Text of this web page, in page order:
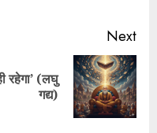
Next
रहेगा’ (लघु
गद्य)